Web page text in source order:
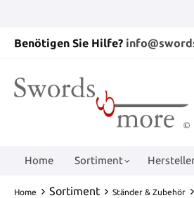
Benötigen Sie Hilfe?
Home Sortiment
Home Sortiment Ständer & Zubehör